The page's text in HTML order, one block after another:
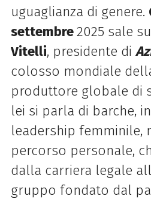
uguaglianza di genere.
settembre2025 sale
Vitelli, presidente di
colosso mondiale
produttore globale di
lei si parla di barche,
leadership femminile,
percorso personale,
dalla carriera legale
gruppo fondato dal